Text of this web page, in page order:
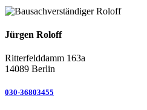
Jürgen Roloff
Ritterfelddamm 163a
14089 Berlin
030-36803455